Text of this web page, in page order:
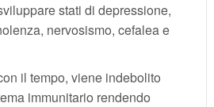
stati di depressione,
nervosismo, cefalea e
il tempo, viene indebolito
immunitario rendendo